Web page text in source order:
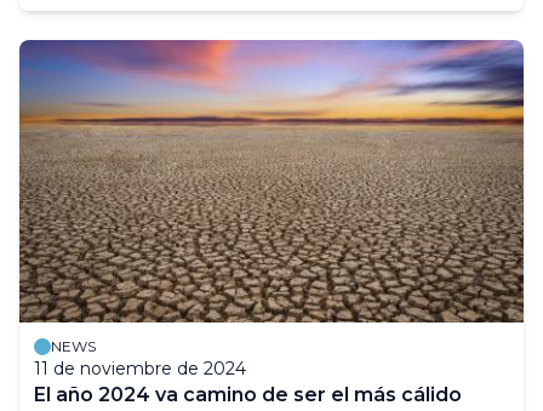
NEWS
11 de noviembre de 2024
El año 2024 va camino de ser el más cálido